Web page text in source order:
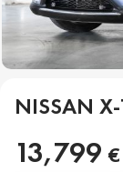
NISSAN
13,799 €